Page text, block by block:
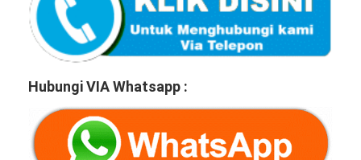
Hubungi VIA Whatsapp :